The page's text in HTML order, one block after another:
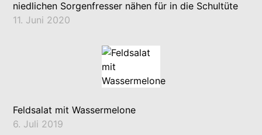
niedlichen Sorgenfresser nähen für in die Schultüte
11. Juni 2020
Feldsalat mit Wassermelone
6. Juli 2019